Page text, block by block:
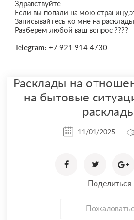
Здравствуйте.
Если вы попали на мою
Записывайтесь ко мне на
Разберем любой ваш вопрос ????
Telegram: +7 921 914 4730
Расклады на
на бытовые
11/01/2025
Поделиться